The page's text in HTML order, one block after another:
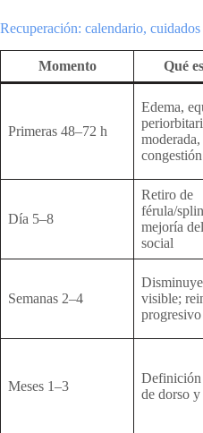
Recuperación: calendario,
Momento Qué
Primeras 48–72 h
Edema,
moderada,
congestión
Día 5–8
Retiro de
férula/
mejoría
social
Semanas 2–4
visible;
progresivo
Meses 1–3
Definición
de dorso y